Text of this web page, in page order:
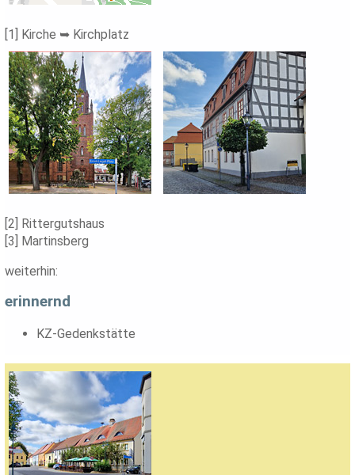
[1] Kirche ➥ Kirchplatz
[2] Rittergutshaus
[3] Martinsberg
weiterhin:
erinnernd
KZ-Gedenkstätte